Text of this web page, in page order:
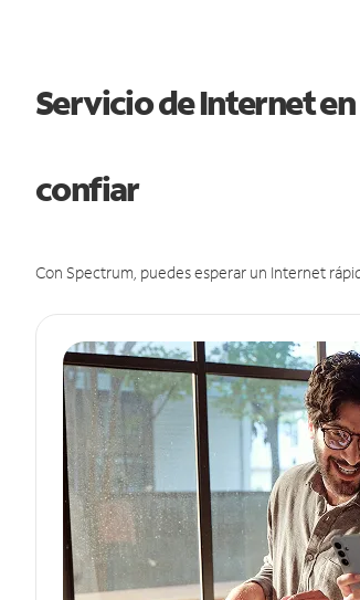
Servicio de Internet
confiar
Con Spectrum, puedes esperar un Internet